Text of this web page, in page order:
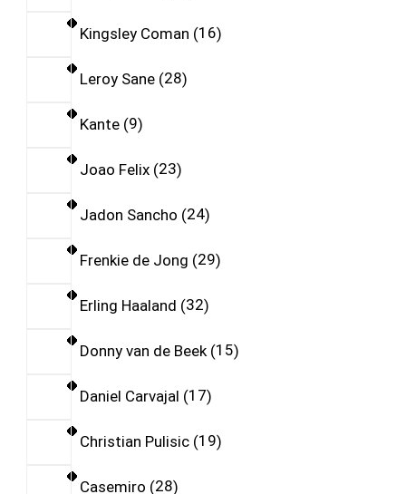
Kingsley Coman 16
Leroy Sane 28
Kante 9
Joao Felix 23
Jadon Sancho 24
Frenkie de Jong 29
Erling Haaland 32
Donny van de Beek 15
Daniel Carvajal 17
Christian Pulisic 19
Casemiro 28